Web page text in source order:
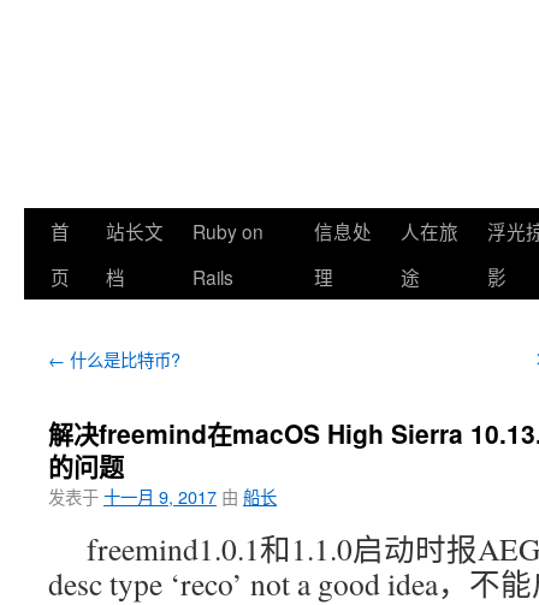
首
页
站长文
档
Ruby on
Rails
信息处
理
人在旅
途
浮光
影
← 什么是比特币?
解决freemind在macOS High Sierra
的问题
发表于十一月 9, 2017 由 船长
freemind1.0.1和1.1.0启动时报
desc type ‘reco’ not a good idea，不